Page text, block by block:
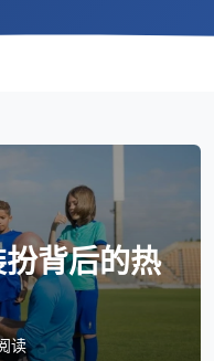
背后的热
读